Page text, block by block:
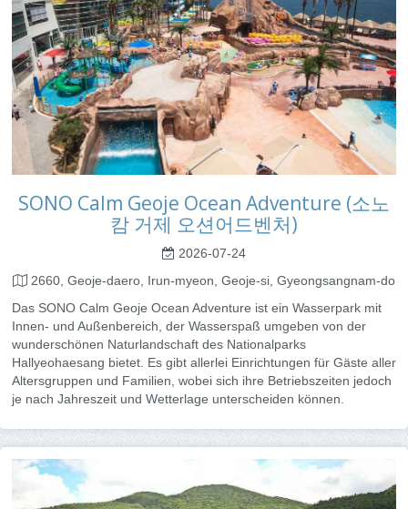
SONO Calm Geoje Ocean Adventure (소노
캄 거제 오션어드벤처)
2026-07-24
2660, Geoje-daero, Irun-myeon, Geoje-si, Gyeongsangnam-do
Das SONO Calm Geoje Ocean Adventure ist ein Wasserpark mit
Innen- und Außenbereich, der Wasserspaß umgeben von der
wunderschönen Naturlandschaft des Nationalparks
Hallyeohaesang bietet. Es gibt allerlei Einrichtungen für Gäste aller
Altersgruppen und Familien, wobei sich ihre Betriebszeiten jedoch
je nach Jahreszeit und Wetterlage unterscheiden können.